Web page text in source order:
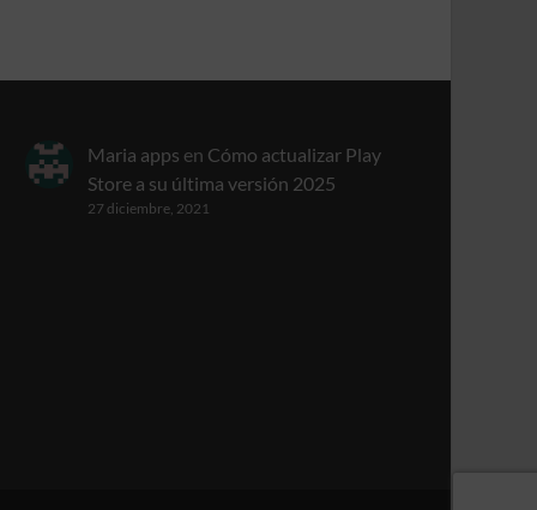
Maria apps en Cómo actualizar Play
Store a su última versión 2025
27 diciembre, 2021